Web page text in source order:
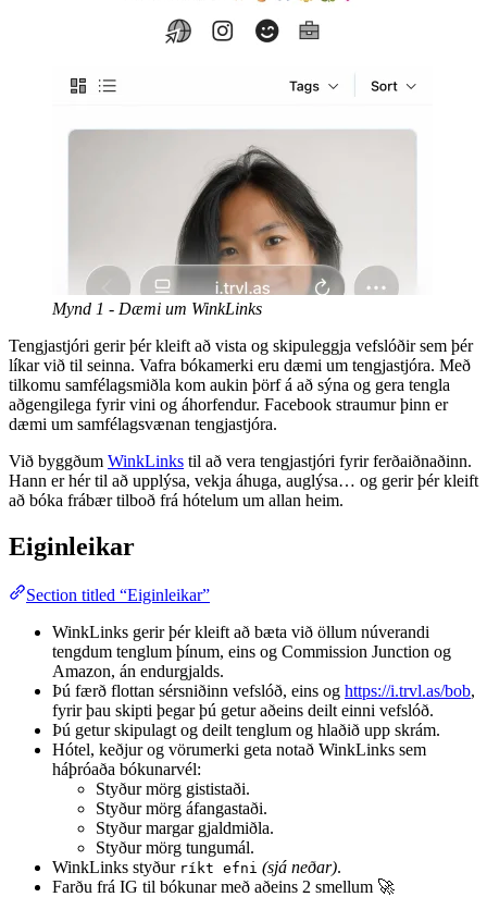
Mynd 1 - Dæmi um WinkLinks
Tengjastjóri gerir þér kleift að vista og skipuleggja vefslóðir sem þér
líkar við til seinna. Vafra bókamerki eru dæmi um tengjastjóra. Með
tilkomu samfélagsmiðla kom aukin þörf á að sýna og gera tengla
aðgengilega fyrir vini og áhorfendur. Facebook straumur þinn er
dæmi um samfélagsvænan tengjastjóra.
Við byggðum WinkLinks til að vera tengjastjóri fyrir ferðaiðnaðinn.
Hann er hér til að upplýsa, vekja áhuga, auglýsa… og gerir þér kleift
að bóka frábær tilboð frá hótelum um allan heim.
Eiginleikar
Section titled “Eiginleikar”
WinkLinks gerir þér kleift að bæta við öllum núverandi
tengdum tenglum þínum, eins og Commission Junction og
Amazon, án endurgjalds.
Þú færð flottan sérsniðinn vefslóð, eins og https://i.trvl.as/bob,
fyrir þau skipti þegar þú getur aðeins deilt einni vefslóð.
Þú getur skipulagt og deilt tenglum og hlaðið upp skrám.
Hótel, keðjur og vörumerki geta notað WinkLinks sem
háþróaða bókunarvél:
Styður mörg gististaði.
Styður mörg áfangastaði.
Styður margar gjaldmiðla.
Styður mörg tungumál.
WinkLinks styður ríkt efni (sjá neðar).
Farðu frá IG til bókunar með aðeins 2 smellum 🚀